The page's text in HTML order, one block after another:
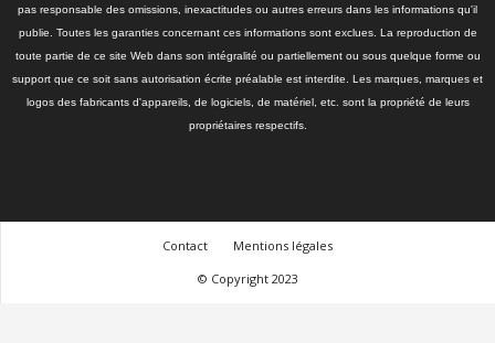
pas responsable des omissions, inexactitudes ou autres erreurs dans les informations qu'il
publie. Toutes les garanties concernant ces informations sont exclues. La reproduction de
toute partie de ce site Web dans son intégralité ou partiellement ou sous quelque forme ou
support que ce soit sans autorisation écrite préalable est interdite. Les marques, marques et
logos des fabricants d'appareils, de logiciels, de matériel, etc. sont la propriété de leurs
propriétaires respectifs.
Contact
Mentions légales
© Copyright 2023